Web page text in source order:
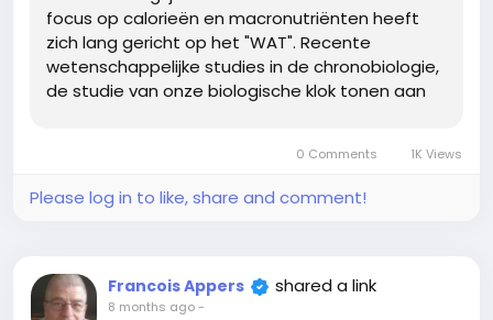
insulinegevoeligheid.
Hoe de Metabole Switch van suiker- naar
vetverbranding werkt.
Leer hoe je met slimme timing je lichaam dwingt om
Lees het volledige wetenschappelijk onderbouwde
beste-eetmomenten-om-meer-vet-te-
verbranden-en-makkelijker-af-te-vallen/
focus op calorieën en macronutriënten heeft
zich lang gericht op het "WAT". Recente
wetenschappelijke studies in de chronobiologie,
de studie van onze biologische klok tonen aan
0 Comments 1K Views
Please log in to like, share and comment!
Francois Appers shared a link
8 months ago-